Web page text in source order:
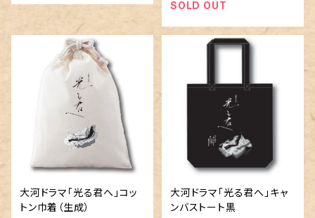
SOLD OUT
大河ドラマ「光る君へ」コッ
トン巾着（生成）
大河ドラマ「光る君へ」キャ
ンバストート黒